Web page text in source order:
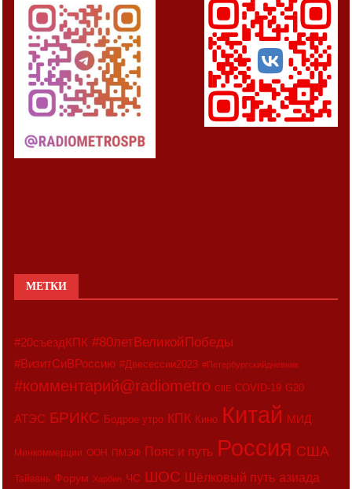
МЕТКИ
#20съездКПК #80летВеликойПобеды
#ВизитСиВРоссию #Двесессии2023 #Петербургскийдневник
#комментарий@radiometro CIIE COVID-19 G20
АТЭС БРИКС Бодрое утро КПК Кино Китай МИД
Минкоммерции ООН ПМЭФ Пояс и путь Россия США
Тайвань Форум Харбин ЧС ШОС Шёлковый путь азиада